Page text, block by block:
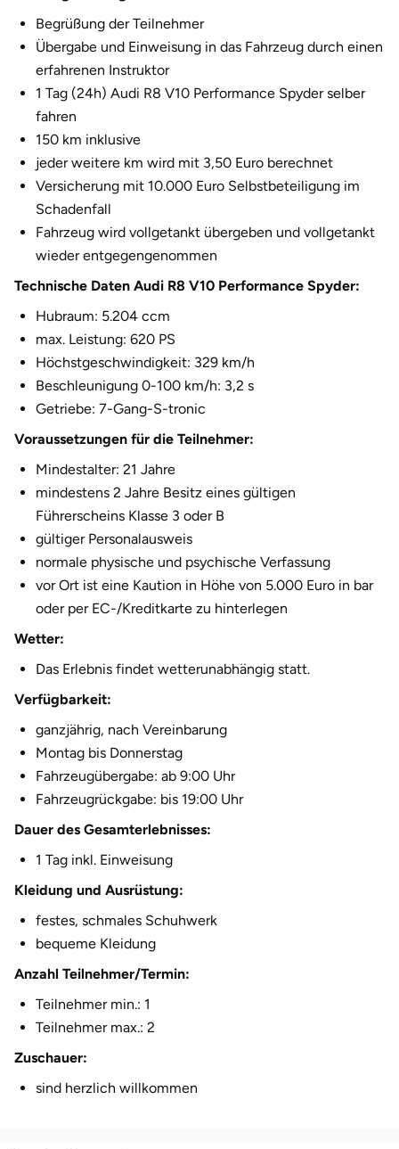
Begrüßung der Teilnehmer
Übergabe und Einweisung in das Fahrzeug durch einen
erfahrenen Instruktor
1 Tag (24h) Audi R8 V10 Performance Spyder selber
fahren
150 km inklusive
jeder weitere km wird mit 3,50 Euro berechnet
Versicherung mit 10.000 Euro Selbstbeteiligung im
Schadenfall
Fahrzeug wird vollgetankt übergeben und vollgetankt
wieder entgegengenommen
Technische Daten Audi R8 V10 Performance Spyder:
Hubraum: 5.204 ccm
max. Leistung: 620 PS
Höchstgeschwindigkeit: 329 km/h
Beschleunigung 0-100 km/h: 3,2 s
Getriebe: 7-Gang-S-tronic
Voraussetzungen für die Teilnehmer:
Mindestalter: 21 Jahre
mindestens 2 Jahre Besitz eines gültigen
Führerscheins Klasse 3 oder B
gültiger Personalausweis
normale physische und psychische Verfassung
vor Ort ist eine Kaution in Höhe von 5.000 Euro in bar
oder per EC-/Kreditkarte zu hinterlegen
Wetter:
Das Erlebnis findet wetterunabhängig statt.
Verfügbarkeit:
ganzjährig, nach Vereinbarung
Montag bis Donnerstag
Fahrzeugübergabe: ab 9:00 Uhr
Fahrzeugrückgabe: bis 19:00 Uhr
Dauer des Gesamterlebnisses:
1 Tag inkl. Einweisung
Kleidung und Ausrüstung:
festes, schmales Schuhwerk
bequeme Kleidung
Anzahl Teilnehmer/Termin:
Teilnehmer min.: 1
Teilnehmer max.: 2
Zuschauer:
sind herzlich willkommen
Fürstenfeldbruck
Geiselwind
Gelnhausen
Gera
Gersfeld
Gotha
Halle
Hamburg
Hanau
Hannover
Haßfurt
Heidelberg
Heilbronn
Heldburg
Herzogenaurach
Herzogtum Lauenburg
Homburg
Ibbenbüren
Ingolstadt
Jena